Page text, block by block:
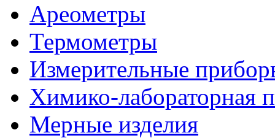
Ареометры
Термометры
Измерительные
Химико-лабораторная
Мерные изделия